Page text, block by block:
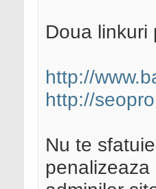
Doua linkuri
http://
http://
Nu te